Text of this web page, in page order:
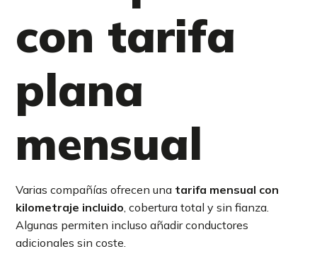
con tarifa
plana
mensual
Varias compañías ofrecen una tarifa mensual con
kilometraje incluido, cobertura total y sin fianza.
Algunas permiten incluso añadir conductores
adicionales sin coste.